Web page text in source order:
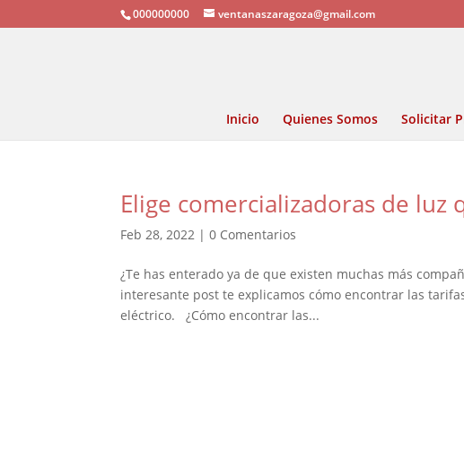
000000000 ventanaszaragoza@gmail.com
Inicio Quienes Somos Solicitar
Elige comercializadoras de luz
Feb 28, 2022 |0 Comentarios
¿Te has enterado ya de que existen muchas más
interesante post te explicamos cómo encontrar las
eléctrico. ¿Cómo encontrar las...